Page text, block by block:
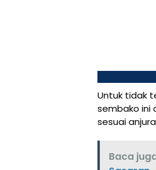
Untuk tidak
sembako ini
sesuai
Baca